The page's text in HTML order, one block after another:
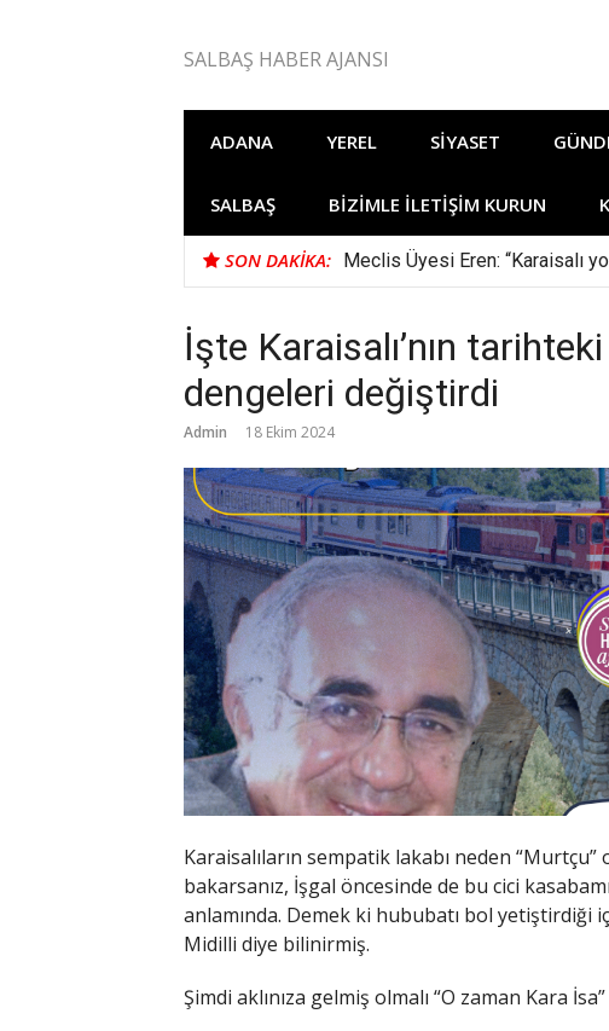
SALBAŞ HABER AJANSI
ADANA YEREL SIYASET
SALBAŞ BIZIMLE İLETIŞIM KURUN
SON DAKIKA: Meclis Üyesi Eren: “Karaisalı
İşte Karaisalı’nın
dengeleri değiştirdi
Admin 18 Ekim 2024
Karaisalıların sempatik lakabı neden
bakarsanız, İşgal öncesinde de bu cici
anlamında. Demek ki hububatı bol yetiştirdiği
Midilli diye bilinirmiş.
Şimdi aklınıza gelmiş olmalı “O zaman Kara